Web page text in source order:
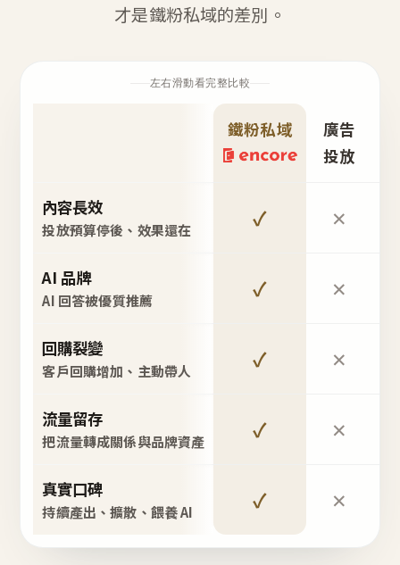
才是鐵粉私域的差別。
左右滑動看完整比較
鐵粉私域
廣告
投放
內容長效
投放預算停後、效果還在 ✓ ✕
AI 品牌
AI 回答被優質推薦 ✓ ✕
回購裂變
客戶回購增加、主動帶人 ✓ ✕
流量留存
把流量轉成關係與品牌資產 ✓ ✕
真實口碑
持續產出、擴散、餵養 AI ✓ ✕